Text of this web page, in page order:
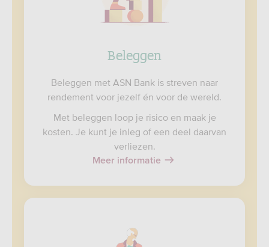
Beleggen
Beleggen met ASN Bank is streven naar
rendement voor jezelf én voor de wereld.
Met beleggen loop je risico en maak je
kosten. Je kunt je inleg of een deel daarvan
verliezen.
Meer informatie